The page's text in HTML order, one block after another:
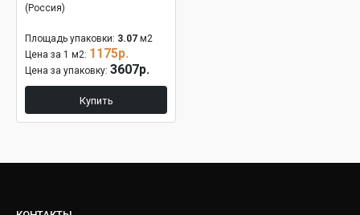
(Россия)
Площадь упаковки: 3.07 м2
Цена за 1 м2: 1175р.
Цена за упаковку: 3607р.
Купить